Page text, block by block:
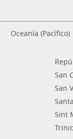
Oceanía (Pacífico)
San
San
Sint